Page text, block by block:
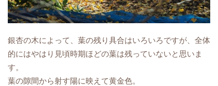
銀杏の木によって、葉の残り具合はいろいろですが、全体
的にはやはり見頃時期ほどの葉は残っていないと思いま
す。
葉の隙間から射す陽に映えて黄金色。